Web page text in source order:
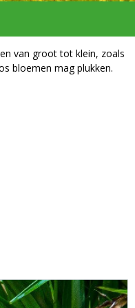
van groot tot klein, zoals
bloemen mag plukken.